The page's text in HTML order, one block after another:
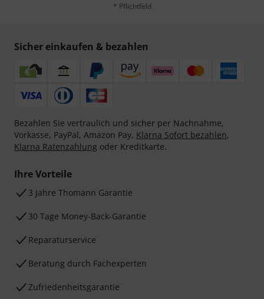
* Pflichtfeld
Sicher einkaufen & bezahlen
Bezahlen Sie vertraulich und sicher per Nachnahme,
Vorkasse, PayPal, Amazon Pay, Klarna Sofort bezahlen,
Klarna Ratenzahlung oder Kreditkarte.
Ihre Vorteile
3 Jahre Thomann Garantie
30 Tage Money-Back-Garantie
Reparaturservice
Beratung durch Fachexperten
Zufriedenheitsgarantie